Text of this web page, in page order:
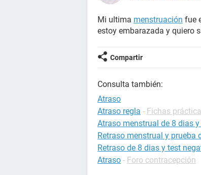
Mi ultima menstruación fue
estoy embarazada y quiero
Compartir
Consulta también:
Atraso
Atraso regla - Fichas
Atraso menstrual de 8 dias
Retraso menstrual y prueba
Retraso de 8 dias y test
Atraso - Foro contracepción